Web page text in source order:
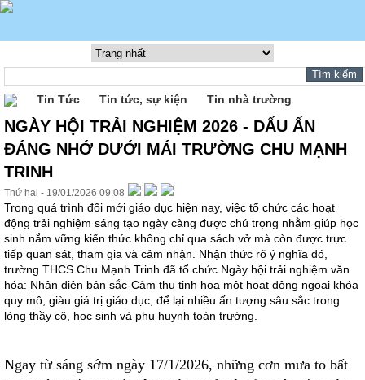
Tin Tức Tin tức, sự kiện Tin nhà trường
NGÀY HỘI TRẢI NGHIỆM 2026 - DẤU ẤN
ĐÁNG NHỚ DƯỚI MÁI TRƯỜNG CHU MẠNH
TRINH
Thứ hai - 19/01/2026 09:08
Trong quá trình đổi mới giáo dục hiện nay, việc tổ chức các hoạt
động trải nghiệm sáng tạo ngày càng được chú trọng nhằm giúp học
sinh nắm vững kiến thức không chỉ qua sách vở mà còn được trực
tiếp quan sát, tham gia và cảm nhận. Nhận thức rõ ý nghĩa đó,
trường THCS Chu Mạnh Trinh đã tổ chức Ngày hội trải nghiệm văn
hóa: Nhận diện bản sắc-Cảm thụ tinh hoa một hoạt động ngoại khóa
quy mô, giàu giá trị giáo dục, để lại nhiều ấn tượng sâu sắc trong
lòng thầy cô, học sinh và phụ huynh toàn trường.
Ngay từ sáng sớm ngày 17/1/2026, những cơn mưa to bất